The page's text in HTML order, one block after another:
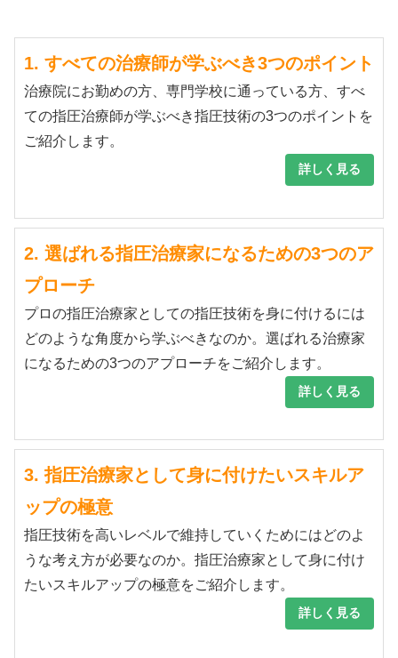
1. すべての治療師が学ぶべき3つのポイント
治療院にお勤めの方、専門学校に通っている方、すべ
ての指圧治療師が学ぶべき指圧技術の3つのポイントを
ご紹介します。
詳しく見る
2. 選ばれる指圧治療家になるための3つのア
プローチ
プロの指圧治療家としての指圧技術を身に付けるには
どのような角度から学ぶべきなのか。選ばれる治療家
になるための3つのアプローチをご紹介します。
詳しく見る
3. 指圧治療家として身に付けたいスキルア
ップの極意
指圧技術を高いレベルで維持していくためにはどのよ
うな考え方が必要なのか。指圧治療家として身に付け
たいスキルアップの極意をご紹介します。
詳しく見る